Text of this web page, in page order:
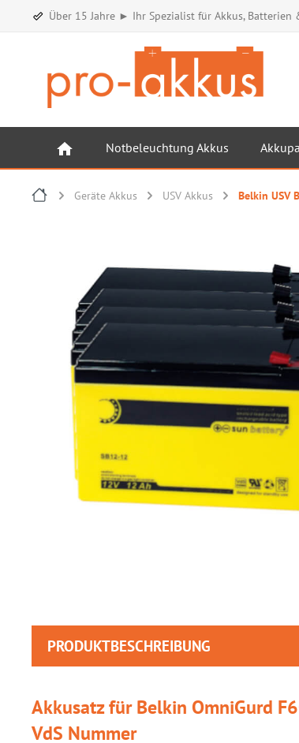
Über 15 Jahre ► Ihr Spezialist für Akkus, Batterien
Notbeleuchtung Akkus
Geräte Akkus USV Akkus Belkin USV
PRODUKTBESCHREIBUNG
Akkusatz für Belkin OmniGurd
VdS Nummer